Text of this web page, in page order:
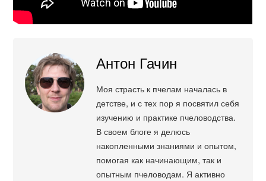
Антон Гачин
Моя страсть к пчелам началась в
детстве, и с тех пор я посвятил себя
изучению и практике пчеловодства.
В своем блоге я делюсь
накопленными знаниями и опытом,
помогая как начинающим, так и
опытным пчеловодам. Я активно